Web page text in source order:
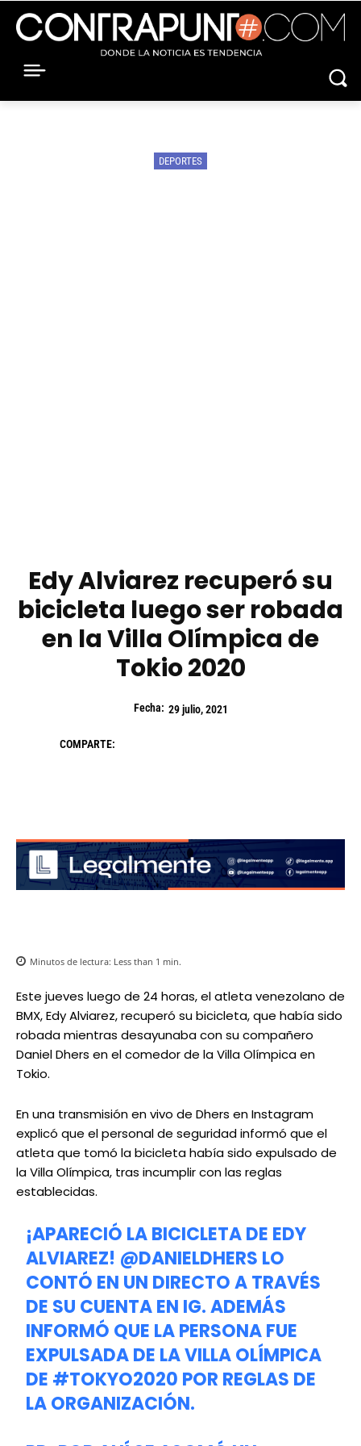
DEPORTES
Edy Alviarez recuperó su
bicicleta luego ser robada
en la Villa Olímpica de
Tokio 2020
Fecha: 29 julio, 2021
COMPARTE:
Minutos de lectura: Less than 1 min.
Este jueves luego de 24 horas, el atleta venezolano de
BMX, Edy Alviarez, recuperó su bicicleta, que había sido
robada mientras desayunaba con su compañero
Daniel Dhers en el comedor de la Villa Olímpica en
Tokio.
En una transmisión en vivo de Dhers en Instagram
explicó que el personal de seguridad informó que el
atleta que tomó la bicicleta había sido expulsado de
la Villa Olímpica, tras incumplir con las reglas
establecidas.
¡APARECIÓ LA BICICLETA DE EDY
ALVIAREZ! @DANIELDHERS LO
CONTÓ EN UN DIRECTO A TRAVÉS
DE SU CUENTA EN IG. ADEMÁS
INFORMÓ QUE LA PERSONA FUE
EXPULSADA DE LA VILLA OLÍMPICA
DE #TOKYO2020 POR REGLAS DE
LA ORGANIZACIÓN.